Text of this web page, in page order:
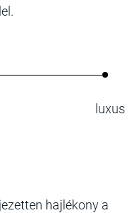
luxus
hajlékony a